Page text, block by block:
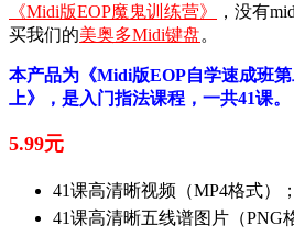
《Midi版EOP魔鬼训练营》
，没有
买我们的美奥多Midi键盘。
本产品为《Midi版EOP自学速成班
上》，是入门指法课程，一共41课。
5.99元
41课高清晰视频（MP4格式）；
41课高清晰五线谱图片（PNG